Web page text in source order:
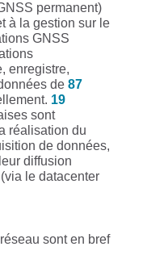
permanent)
à la gestion sur le
GNSS
enregistre,
de 87
19
sont
réalisation du
de données,
diffusion
le datacenter
sont en bref